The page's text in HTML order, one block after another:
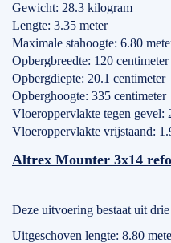
Gewicht: 28.3 kilogram
Lengte: 3.35 meter
Maximale stahoogte: 6.80
Opbergbreedte: 120 centimeter
Opbergdiepte: 20.1 centimeter
Opberghoogte: 335 centimeter
Vloeroppervlakte tegen gevel:
Vloeroppervlakte vrijstaand:
Altrex Mounter 3x14
Deze uitvoering bestaat uit
Uitgeschoven lengte: 8.80